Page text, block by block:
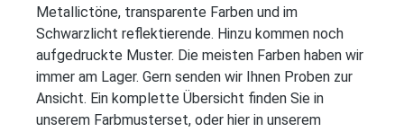
Metallictöne, transparente Farben und im
Schwarzlicht reflektierende. Hinzu kommen noch
aufgedruckte Muster. Die meisten Farben haben wir
immer am Lager. Gern senden wir Ihnen Proben zur
Ansicht. Ein komplette Übersicht finden Sie in
unserem Farbmusterset, oder hier in unserem